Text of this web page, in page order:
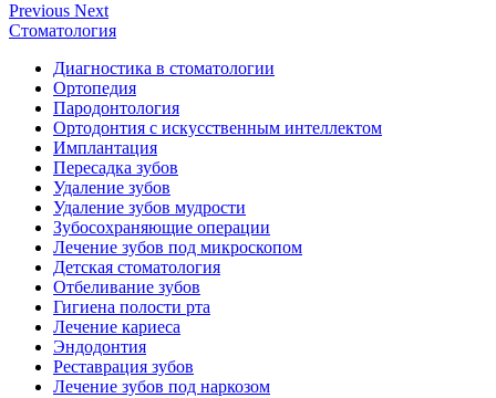
Previous Next
Стоматология
Диагностика в стоматологии
Ортопедия
Пародонтология
Ортодонтия с искусственным интеллектом
Имплантация
Пересадка зубов
Удаление зубов
Удаление зубов мудрости
Зубосохраняющие операции
Лечение зубов под микроскопом
Детская стоматология
Отбеливание зубов
Гигиена полости рта
Лечение кариеса
Эндодонтия
Реставрация зубов
Лечение зубов под наркозом